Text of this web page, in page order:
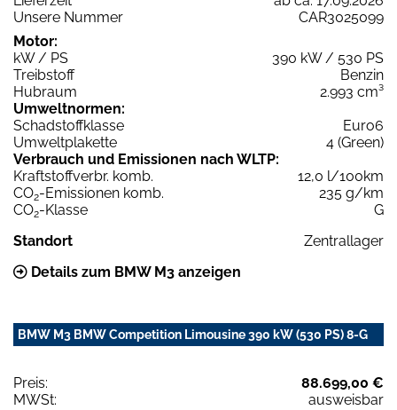
Unsere Nummer
CAR3025099
Motor:
kW / PS
390 kW / 530 PS
Treibstoff
Benzin
Hubraum
2.993 cm³
Umweltnormen:
Schadstoffklasse
Euro6
Umweltplakette
4 (Green)
Verbrauch und Emissionen nach WLTP:
Kraftstoffverbr. komb.
12,0 l/100km
CO2-Emissionen komb.
235 g/km
CO2-Klasse
G
Standort
Zentrallager
Details zum BMW M3 anzeigen
BMW M3 BMW Competition Limousine 390 kW (530 PS) 8-G
Preis:
88.699,00 €
MWSt:
ausweisbar